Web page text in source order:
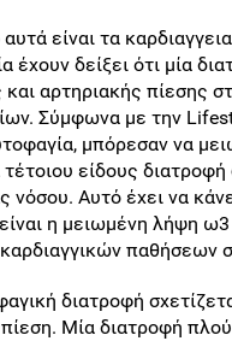
είναι τα
έχουν δείξει ότι μία
αρτηριακής πίεσης
Σύμφωνα με την
μπόρεσαν να
είδους
νόσου. Αυτό έχει να
η μειωμένη λήψη
παθήσεων
διατροφή
Mία διατροφή